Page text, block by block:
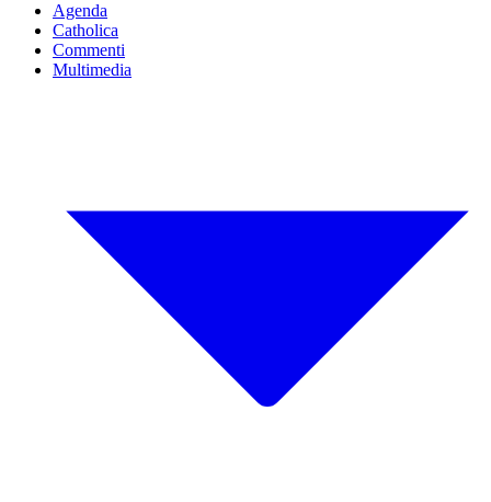
Agenda
Catholica
Commenti
Multimedia